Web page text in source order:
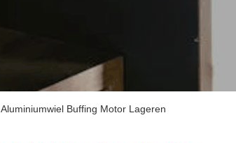
Buffing Motor Lageren